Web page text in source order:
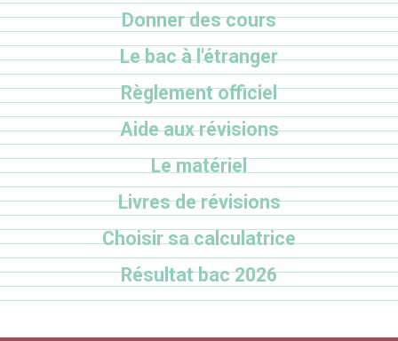
Donner des cours
Le bac à l'étranger
Règlement officiel
Aide aux révisions
Le matériel
Livres de révisions
Choisir sa calculatrice
Résultat bac 2026